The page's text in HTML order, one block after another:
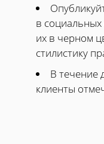
в
их в черном
стилистику
В течение
клиенты